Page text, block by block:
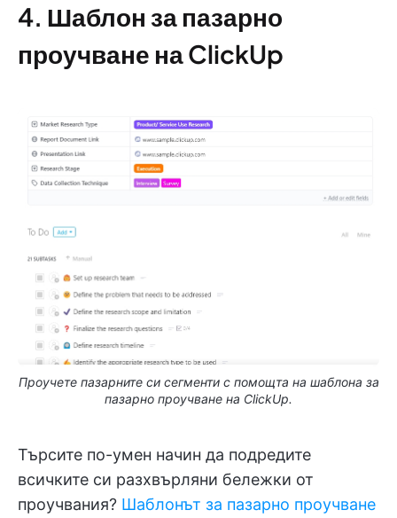
4. Шаблон за пазарно
проучване на ClickUp
Проучете пазарните си сегменти с помощта на шаблона за
пазарно проучване на ClickUp.
Търсите по-умен начин да подредите
всичките си разхвърляни бележки от
проучвания? Шаблонът за пазарно проучване